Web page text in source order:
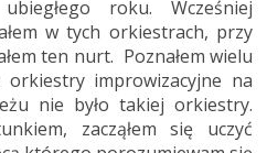
roku. Wcześniej
w tych orkiestrach, przy
ten nurt. Poznałem wielu
orkiestry improwizacyjne na
nie było takiej orkiestry.
zacząłem się uczyć